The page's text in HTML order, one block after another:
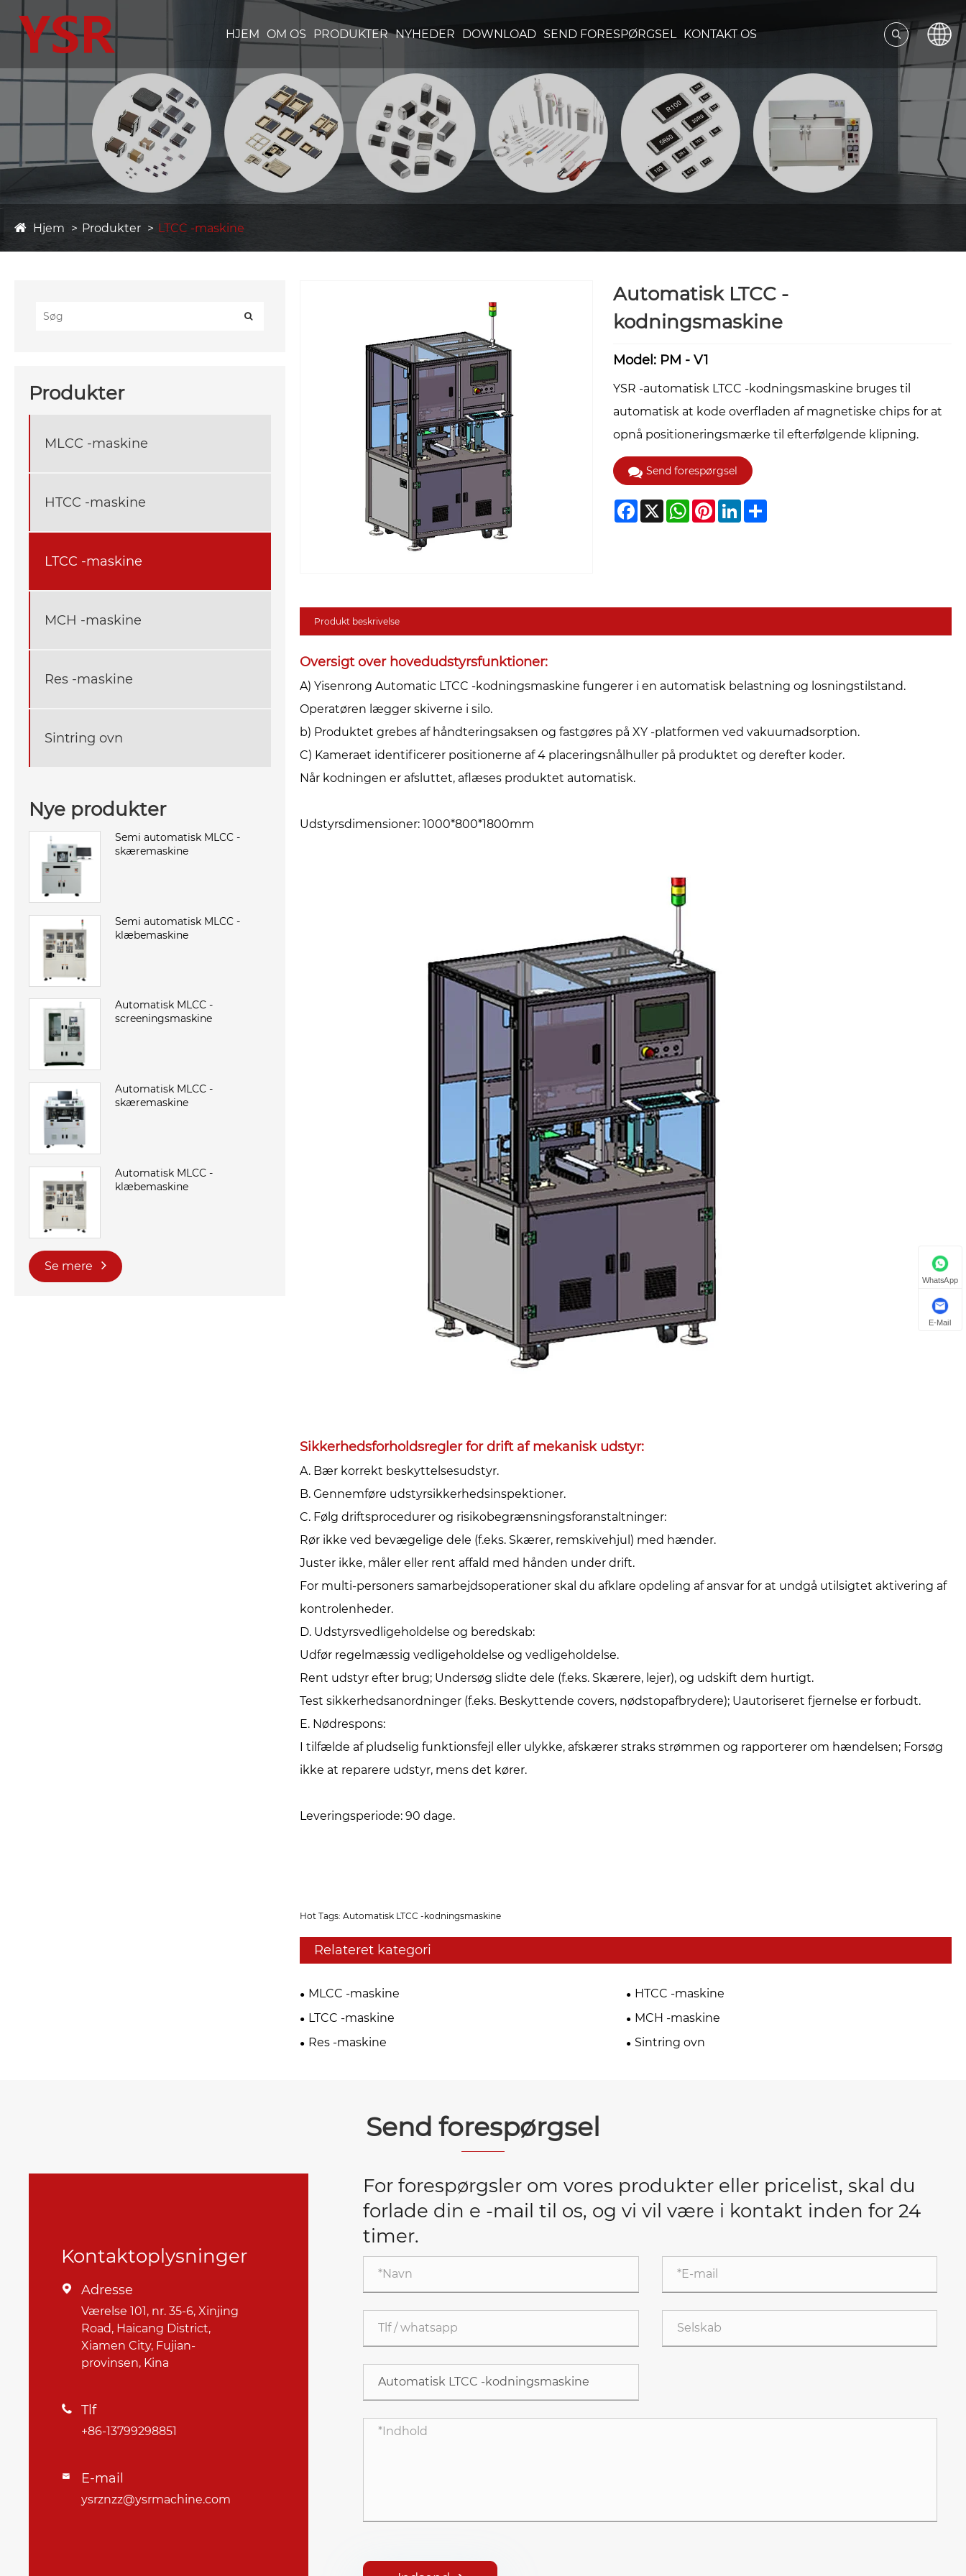
HJEM OM OS PRODUKTER NYHEDER DOWNLOAD SEND FORESPØRGSEL KONTAKT OS
Hjem Produkter LTCC -maskine
Produkter
MLCC -maskine
HTCC -maskine
LTCC -maskine
MCH -maskine
Res -maskine
Sintring ovn
Nye produkter
Semi automatisk MLCC -
skæremaskine
Semi automatisk MLCC -
klæbemaskine
Automatisk MLCC -
screeningsmaskine
Automatisk MLCC -
skæremaskine
Automatisk MLCC -
klæbemaskine
Se mere
Automatisk LTCC -
kodningsmaskine
Model: PM - V1
YSR -automatisk LTCC -kodningsmaskine bruges til
automatisk at kode overfladen af ​​magnetiske chips for at
opnå positioneringsmærke til efterfølgende klipning.
Send forespørgsel
Facebook
X WhatsAppPinterestLinkedInShare
Produkt beskrivelse
Oversigt over hovedudstyrsfunktioner:
A) Yisenrong Automatic LTCC -kodningsmaskine fungerer i en automatisk belastning og losningstilstand.
Operatøren lægger skiverne i silo.
b) Produktet grebes af håndteringsaksen og fastgøres på XY -platformen ved vakuumadsorption.
C) Kameraet identificerer positionerne af 4 placeringsnålhuller på produktet og derefter koder.
Når kodningen er afsluttet, aflæses produktet automatisk.
Udstyrsdimensioner: 1000*800*1800mm
Sikkerhedsforholdsregler for drift af mekanisk udstyr: ‌
A. Bær korrekt beskyttelsesudstyr.‌
‌B. Gennemføre udstyrsikkerhedsinspektioner.‌
‌C. Følg driftsprocedurer og risikobegrænsningsforanstaltninger: ‌
Rør ikke ved bevægelige dele (f.eks. Skærer, remskivehjul) med hænder.
Juster ikke, måler eller rent affald med hånden under drift.
For multi-personers samarbejdsoperationer skal du afklare opdeling af ansvar for at undgå utilsigtet aktivering af
kontrolenheder.
D. Udstyrsvedligeholdelse og beredskab: ‌
Udfør regelmæssig vedligeholdelse og vedligeholdelse.
Rent udstyr efter brug; Undersøg slidte dele (f.eks. Skærere, lejer), og udskift dem hurtigt.
Test sikkerhedsanordninger (f.eks. Beskyttende covers, nødstopafbrydere); Uautoriseret fjernelse er forbudt.
E. Nødrespons: ‌
I tilfælde af pludselig funktionsfejl eller ulykke, afskærer straks strømmen og rapporterer om hændelsen; Forsøg
ikke at reparere udstyr, mens det kører.
Leveringsperiode: 90 dage.
Hot Tags: Automatisk LTCC -kodningsmaskine
Relateret kategori
MLCC -maskine
HTCC -maskine
LTCC -maskine
MCH -maskine
Res -maskine
Sintring ovn
Send forespørgsel
Kontaktoplysninger
 Adresse
Værelse 101, nr. 35-6, Xinjing
Road, Haicang District,
Xiamen City, Fujian-
provinsen, Kina
 Tlf
+86-13799298851
 E-mail
ysrznzz@ysrmachine.com
For forespørgsler om vores produkter eller pricelist, skal du
forlade din e -mail til os, og vi vil være i kontakt inden for 24
timer.
WhatsApp
E-Mail